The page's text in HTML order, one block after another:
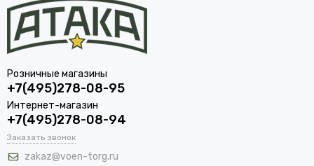
Розничные магазины
+7(495)278-08-95
Интернет-магазин
+7(495)278-08-94
Заказать звонок
zakaz@voen-torg.ru